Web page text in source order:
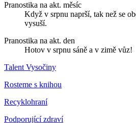
Pranostika na akt. měsíc
Když v srpnu naprší, tak než se
vysuší.
Pranostika na akt. den
Hotov v srpnu sáně a v zimě vůz!
Talent Vysočiny
Rosteme s knihou
Recyklohraní
Podporující zdraví